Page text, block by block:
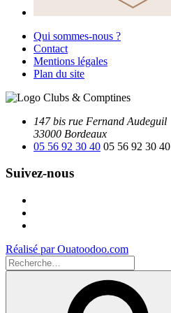
Qui sommes-nous ?
Contact
Mentions légales
Plan du site
147 bis rue Fernand Audeguil
33000 Bordeaux
05 56 92 30 40 05 56 92 30 40
Suivez-nous
Réalisé par Ouatoodoo.com
Recherche
pour